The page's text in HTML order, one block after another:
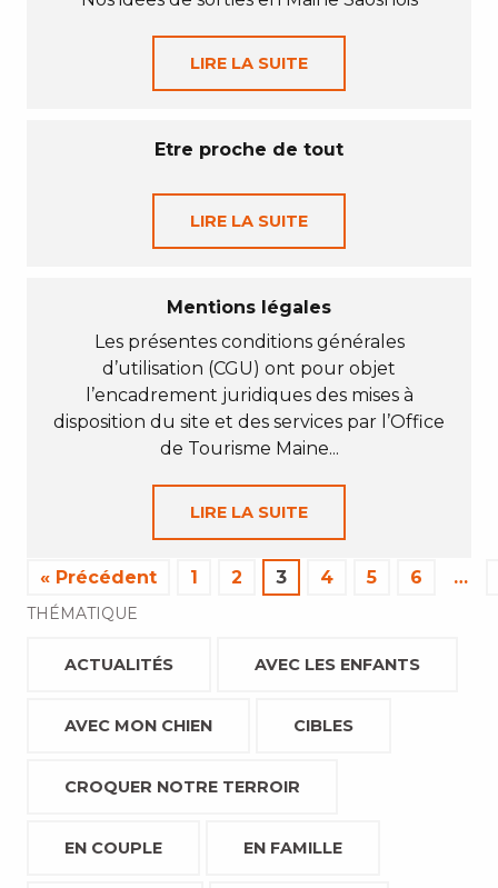
LIRE LA SUITE
Etre proche de tout
LIRE LA SUITE
Mentions légales
Les présentes conditions générales
d’utilisation (CGU) ont pour objet
l’encadrement juridiques des mises à
disposition du site et des services par l’Office
de Tourisme Maine...
LIRE LA SUITE
« Précédent 1 2 3 4 5 6 …
THÉMATIQUE
ACTUALITÉS AVEC LES ENFANTS
AVEC MON CHIEN CIBLES
CROQUER NOTRE TERROIR
EN COUPLE EN FAMILLE